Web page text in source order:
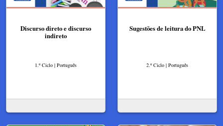
Discurso direto e discurso
indireto
1.º Ciclo | Português
Sugestões de leitura do PNL
2.º Ciclo | Português